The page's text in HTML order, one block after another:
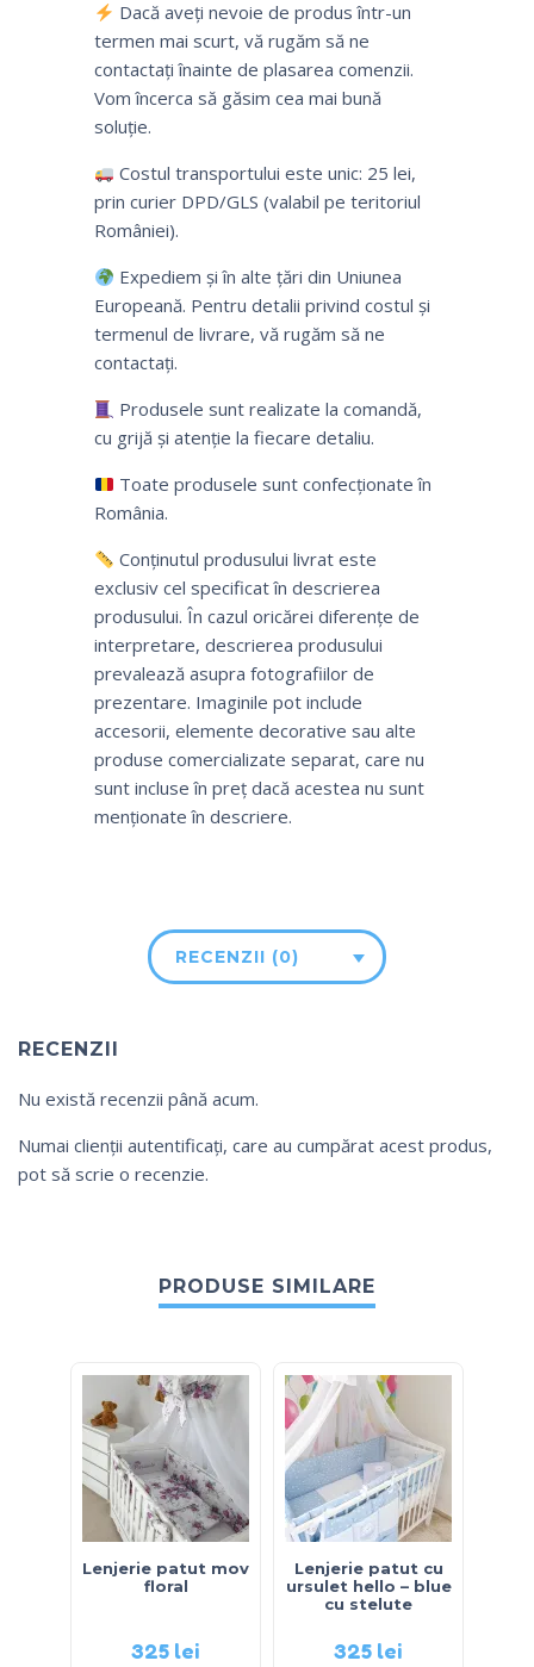
Dacă aveți nevoie de produs într-un
termen mai scurt, vă rugăm să ne
contactați înainte de plasarea comenzii.
Vom încerca să găsim cea mai bună
soluție.
Costul transportului este unic: 25 lei,
prin curier DPD/GLS (valabil pe teritoriul
României).
Expediem și în alte țări din Uniunea
Europeană. Pentru detalii privind costul și
termenul de livrare, vă rugăm să ne
contactați.
Produsele sunt realizate la comandă,
cu grijă și atenție la fiecare detaliu.
Toate produsele sunt confecționate în
România.
Conținutul produsului livrat este
exclusiv cel specificat în descrierea
produsului. În cazul oricărei diferențe de
interpretare, descrierea produsului
prevalează asupra fotografiilor de
prezentare. Imaginile pot include
accesorii, elemente decorative sau alte
produse comercializate separat, care nu
sunt incluse în preț dacă acestea nu sunt
menționate în descriere.
RECENZII (0)
RECENZII
Nu există recenzii până acum.
Numai clienții autentificați, care au cumpărat acest produs,
pot să scrie o recenzie.
PRODUSE SIMILARE
Lenjerie patut mov
floral
325 lei
Lenjerie patut cu
ursulet hello – blue
cu stelute
325 lei